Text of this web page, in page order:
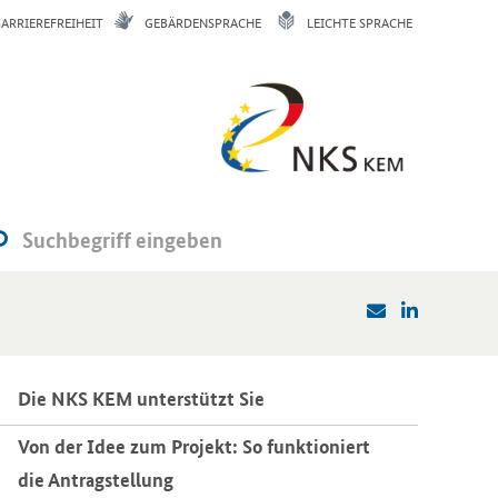
GEBÄRDENSPRACHE LEICHTE SPRACHE
Die NKS KEM un­ter­stützt Sie
Von der Idee zum Pro­jekt: So funk­tio­niert
die An­trag­stel­lung